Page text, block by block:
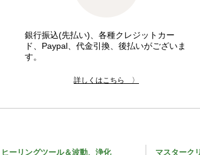
銀行振込(先払い)、各種クレジットカー
ド、Paypal、代金引換、後払いがございま
す。
詳しくはこちら 〉
ヒーリングツール＆波動、浄化 マスターク